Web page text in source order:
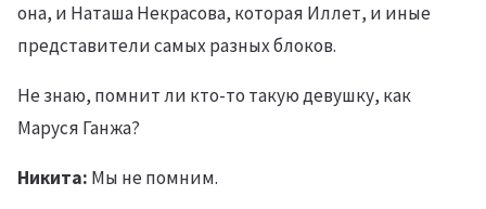
она, и Наташа Некрасова, которая Иллет, и иные
представители самых разных блоков.
Не знаю, помнит ли кто-то такую девушку, как
Маруся Ганжа?
Никита: Мы не помним.